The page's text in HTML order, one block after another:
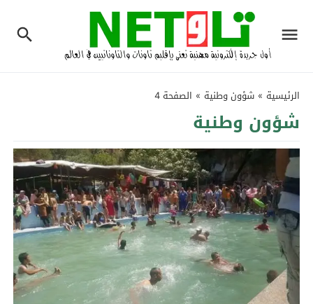
الرئيسية » شؤون وطنية » الصفحة 4
شؤون وطنية